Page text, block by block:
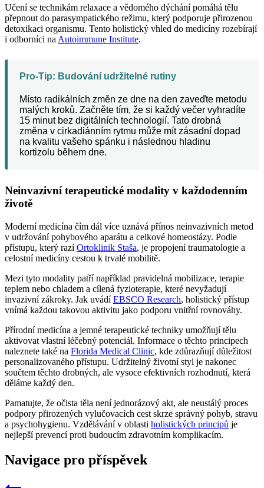
Učení se technikám relaxace a vědomého dýchání pomáhá tělu
přepnout do parasympatického režimu, který podporuje přirozenou
detoxikaci organismu. Tento holistický vhled do medicíny rozebírají
i odborníci na Autoimmune Institute.
Pro-Tip: Budování udržitelné rutiny
Místo radikálních změn ze dne na den zaveďte metodu
malých kroků. Začněte tím, že si každý večer vyhradíte
15 minut bez digitálních technologií. Tato drobná
změna v cirkadiánním rytmu může mít zásadní dopad
na kvalitu vašeho spánku i následnou hladinu
kortizolu během dne.
Neinvazivní terapeutické modality v každodenním
životě
Moderní medicína čím dál více uznává přínos neinvazivních metod
v udržování pohybového aparátu a celkové homeostázy. Podle
přístupu, který razíOrtoklinik Staša, je propojení traumatologie a
celostní medicíny cestou k trvalé mobilitě.
Mezi tyto modality patří například pravidelná mobilizace, terapie
teplem nebo chladem a cílená fyzioterapie, které nevyžadují
invazivní zákroky. Jak uvádíEBSCO Research, holistický přístup
vnímá každou takovou aktivitu jako podporu vnitřní rovnováhy.
Přírodní medicína a jemné terapeutické techniky umožňují tělu
aktivovat vlastní léčebný potenciál. Informace o těchto principech
naleznete také na Florida Medical Clinic, kde zdůrazňují důležitost
personalizovaného přístupu. Udržitelný životní styl je nakonec
součtem těchto drobných, ale vysoce efektivních rozhodnutí, která
děláme každý den.
Pamatujte, že očista těla není jednorázový akt, ale neustálý proces
podpory přirozených vylučovacích cest skrze správný pohyb, stravu
a psychohygienu. Vzdělávání v oblasti holistických principů je
nejlepší prevencí proti budoucím zdravotním komplikacím.
Navigace pro příspěvek